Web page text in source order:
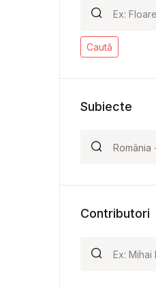
Caută
Subiecte
Contributori